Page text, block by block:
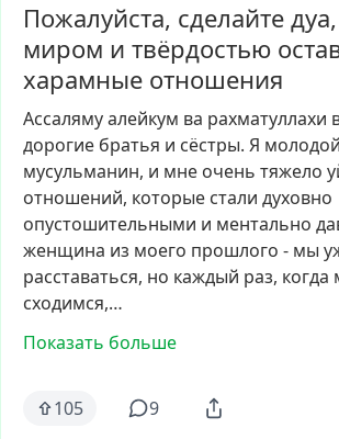
Пожалуйста, сделайте
миром и твёрдостью
харамные отношения
Ассалямуалейкум ва рахматуллахи
дорогие братья и сёстры. Я молодой
мусульманин, и мне очень тяжело
отношений, которые стали духовно
опустошительными и ментально
женщина из моего прошлого - мы
расставаться, но каждый раз, когда
сходимся,…
Показать больше
105 9